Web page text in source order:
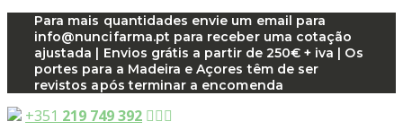
Saltar
para
conteúdo
Para mais quantidades envie um email para
info@nuncifarma.pt para receber uma cotação
ajustada | Envios grátis a partir de 250€ + iva | Os
portes para a Madeira e Açores têm de ser
revistos após terminar a encomenda
+351 219 749 392